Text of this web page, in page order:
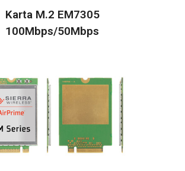
Karta M.2 EM7305
100Mbps/50Mbps